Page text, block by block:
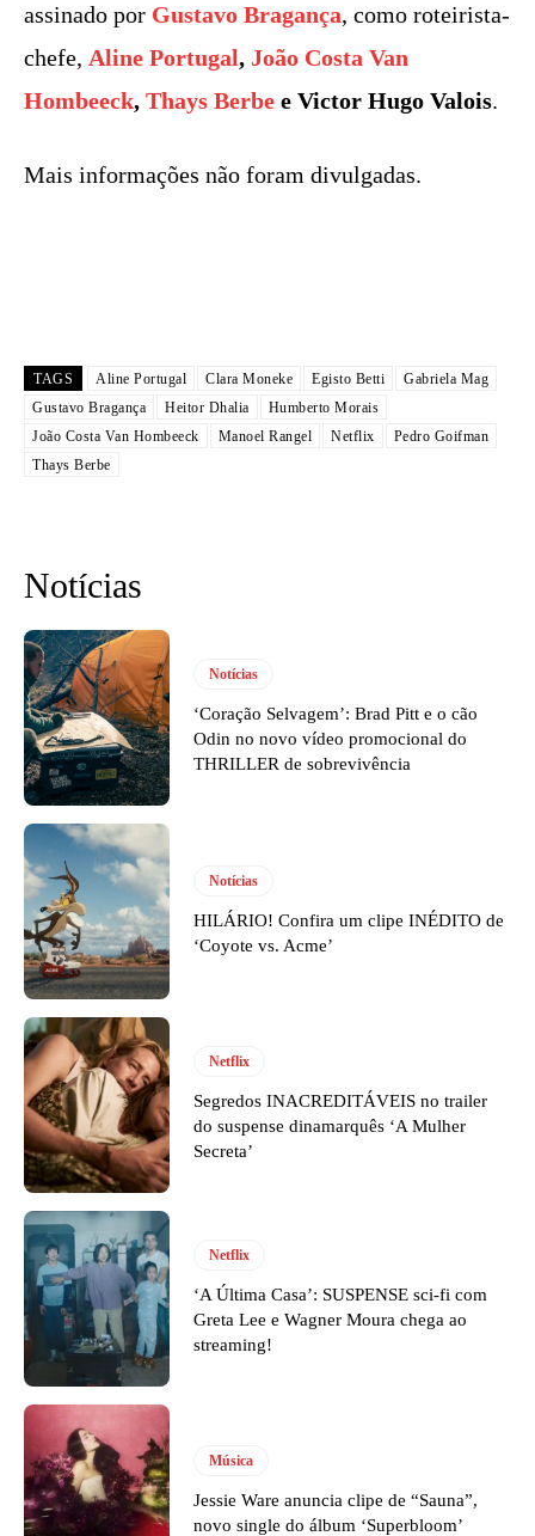
assinado por Gustavo Bragança, como roteirista-
chefe, Aline Portugal, João Costa Van
Hombeeck, Thays Berbe e Victor Hugo Valois.
Mais informações não foram divulgadas.
TAGS Aline Portugal Clara Moneke Egisto Betti
Gabriela Mag
Gustavo Bragança
Heitor Dhalia
Humberto Morais
João Costa Van Hombeeck
Manoel Rangel Netflix
Pedro Goifman
Thays Berbe
Notícias
Notícias
‘Coração Selvagem’: Brad Pitt e o cão
Odin no novo vídeo promocional do
THRILLER de sobrevivência
Notícias
HILÁRIO! Confira um clipe INÉDITO de
‘Coyote vs. Acme’
Netflix
Segredos INACREDITÁVEIS no trailer
do suspense dinamarquês ‘A Mulher
Secreta’
Netflix
‘A Última Casa’: SUSPENSE sci-fi com
Greta Lee e Wagner Moura chega ao
streaming!
Música
Jessie Ware anuncia clipe de “Sauna”,
novo single do álbum ‘Superbloom’